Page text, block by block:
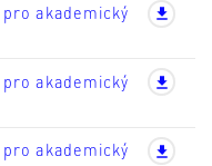
akademický
akademický
akademický